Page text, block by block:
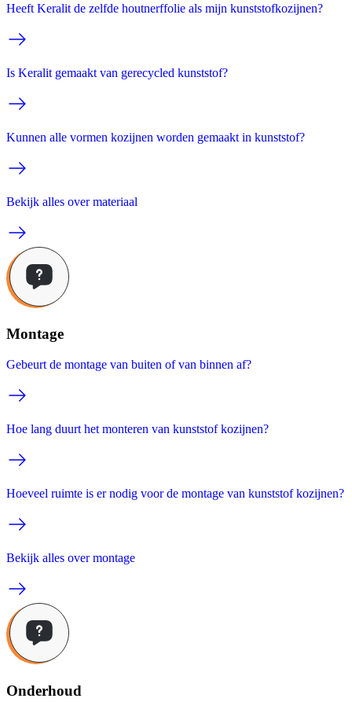
Heeft Keralit de zelfde houtnerffolie als mijn kunststofkozijnen?
Is Keralit gemaakt van gerecycled kunststof?
Kunnen alle vormen kozijnen worden gemaakt in kunststof?
Bekijk alles over materiaal
Montage
Gebeurt de montage van buiten of van binnen af?
Hoe lang duurt het monteren van kunststof kozijnen?
Hoeveel ruimte is er nodig voor de montage van kunststof kozijnen?
Bekijk alles over montage
Onderhoud